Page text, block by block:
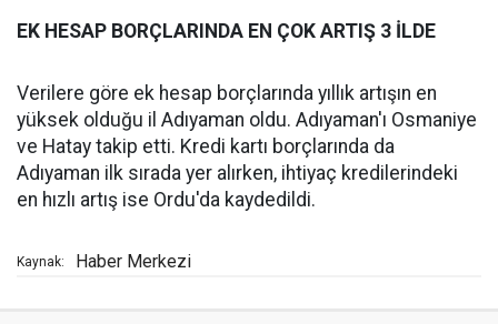
EK HESAP BORÇLARINDA EN ÇOK ARTIŞ 3 İLDE
Verilere göre ek hesap borçlarında yıllık artışın en
yüksek olduğu il Adıyaman oldu. Adıyaman'ı Osmaniye
ve Hatay takip etti. Kredi kartı borçlarında da
Adıyaman ilk sırada yer alırken, ihtiyaç kredilerindeki
en hızlı artış ise Ordu'da kaydedildi.
Kaynak: Haber Merkezi